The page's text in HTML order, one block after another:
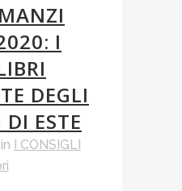
I
DEGLI
ESTE
in I CONSIGLI